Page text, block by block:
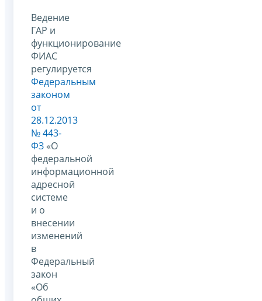
Ведение
ГАР и
функционирование
ФИАС
регулируется
Федеральным
законом
от
28.12.2013
№ 443-
ФЗ «О
федеральной
информационной
адресной
системе
и о
внесении
изменений
в
Федеральный
закон
«Об